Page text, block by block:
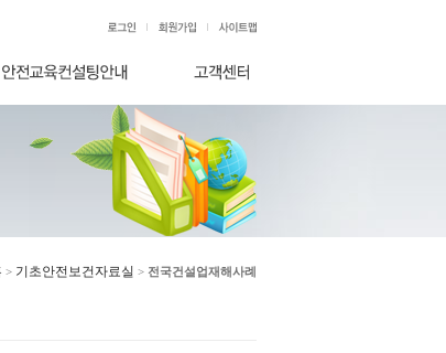
> 기초안전보건자료실 > 전국건설업재해사례